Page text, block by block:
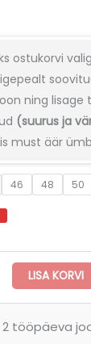
ostukorvi
ning lisage
(suurus ja
must äär
46 48 50
LISA KORVI
tööpäeva